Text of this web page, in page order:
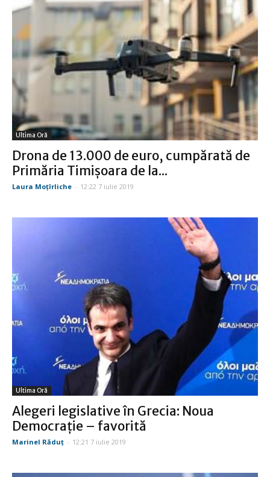
Ultima Oră
Drona de 13.000 de euro, cumpărată de
Primăria Timișoara de la...
Laura Moţîrliche - 12:22 7 iulie 2019
Ultima Oră
Alegeri legislative în Grecia: Noua
Democraţie – favorită
Marinel Răduţ - 12:21 7 iulie 2019